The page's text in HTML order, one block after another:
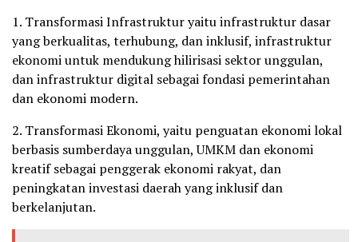
1. Transformasi Infrastruktur yaitu infrastruktur dasar
yang berkualitas, terhubung, dan inklusif, infrastruktur
ekonomi untuk mendukung hilirisasi sektor unggulan,
dan infrastruktur digital sebagai fondasi pemerintahan
dan ekonomi modern.
2. Transformasi Ekonomi, yaitu penguatan ekonomi lokal
berbasis sumberdaya unggulan, UMKM dan ekonomi
kreatif sebagai penggerak ekonomi rakyat, dan
peningkatan investasi daerah yang inklusif dan
berkelanjutan.